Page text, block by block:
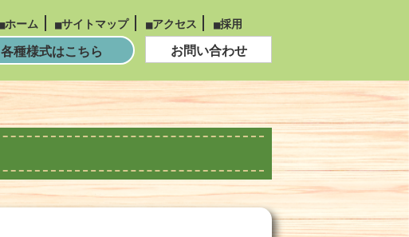
ホーム サイトマップ アクセス 採用
各種様式はこちら お問い合わせ